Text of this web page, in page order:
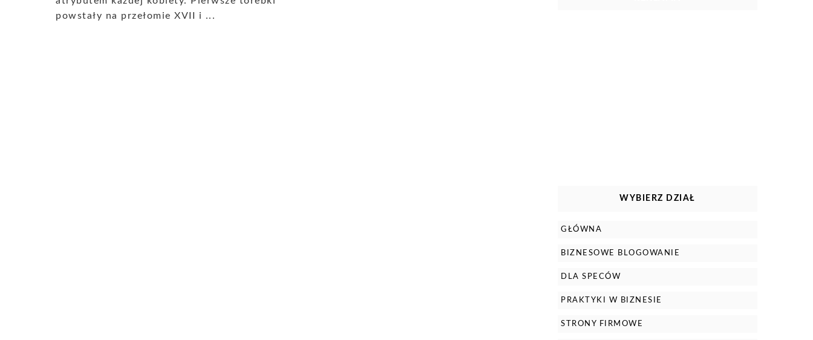
powstały na przełomie XVII i ...
WYBIERZ DZIAŁ
GŁÓWNA
BIZNESOWE BLOGOWANIE
DLA SPECÓW
PRAKTYKI W BIZNESIE
STRONY FIRMOWE